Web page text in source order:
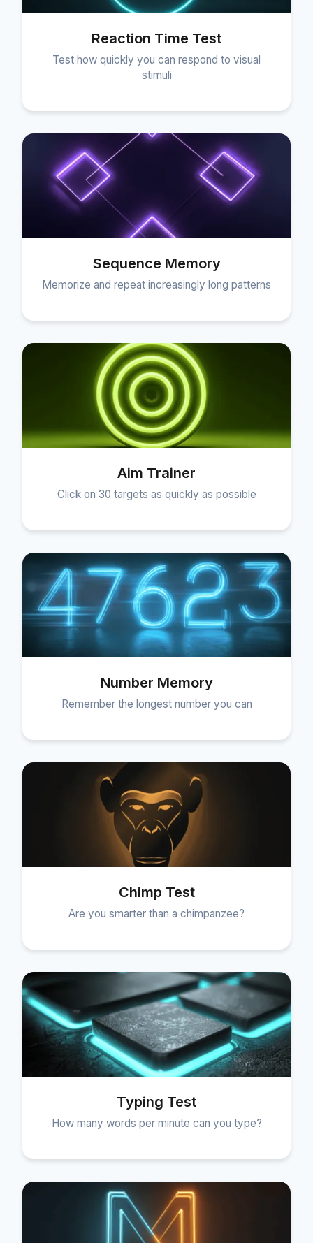
Reaction Time Test
Test how quickly you can respond to visual
stimuli
Sequence Memory
Memorize and repeat increasingly long patterns
Aim Trainer
Click on 30 targets as quickly as possible
Number Memory
Remember the longest number you can
Chimp Test
Are you smarter than a chimpanzee?
Typing Test
How many words per minute can you type?